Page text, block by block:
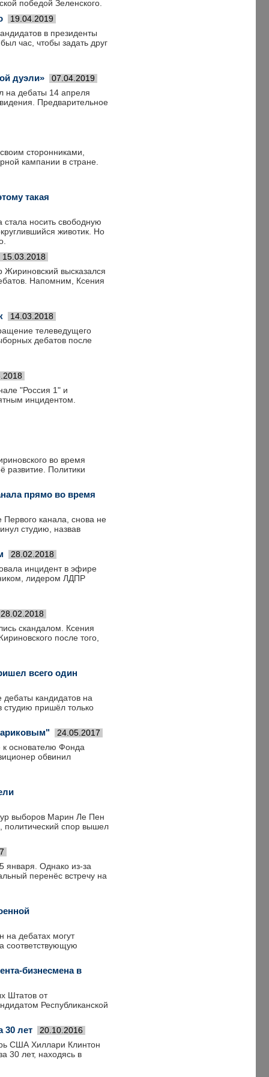
победой Зеленского.
19.04.2019
в президенты
час, чтобы задать друг
дуэли» 07.04.2019
на дебаты 14 апреля
Предварительное
сторонниками,
кампании в стране.
такая
носить свободную
животик. Но
15.03.2018
высказался
Напомним, Ксения
14.03.2018
телеведущего
дебатов после
"Россия 1" и
инцидентом.
во время
развитие. Политики
прямо во время
канала, снова не
студию, назвав
28.02.2018
инцидент в эфире
лидером ЛДПР
28.02.2018
скандалом. Ксения
после того,
всего один
кандидатов на
студию пришёл только
24.05.2017
основателю Фонда
обвинил
выборов Марин Ле Пен
политический спор вышел
Однако из-за
перенёс встречу на
на дебатах могут
соответствующую
бизнесмена в
Штатов от
Республиканской
30 лет 20.10.2016
США Хиллари Клинтон
30 лет, находясь в